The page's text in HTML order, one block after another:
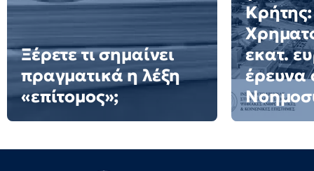
Ξέρετε τι σημαίνει
πραγματικά η λέξη
«επίτομος»;
Κρήτης:
εκατ.
έρευνα